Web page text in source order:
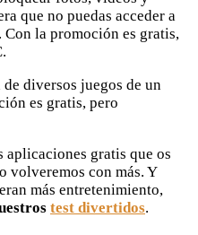
que no puedas acceder a
la promoción es gratis,
diversos juegos de un
es gratis, pero
aplicaciones gratis que os
volveremos con más. Y
más entretenimiento,
test divertidos.